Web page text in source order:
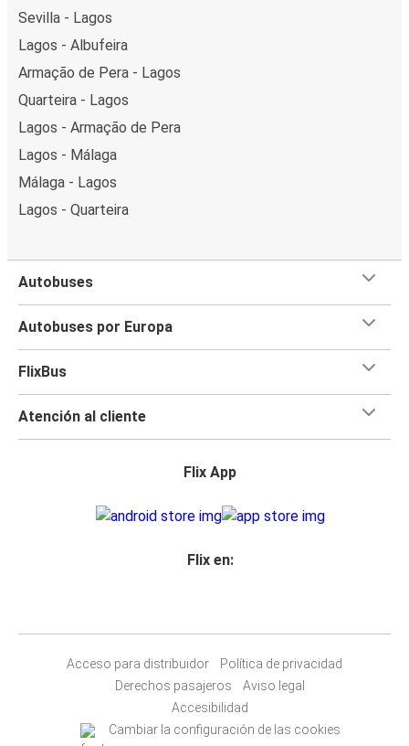
Sevilla - Lagos
Lagos - Albufeira
Armação de Pera - Lagos
Quarteira - Lagos
Lagos - Armação de Pera
Lagos - Málaga
Málaga - Lagos
Lagos - Quarteira
Autobuses
Autobuses por Europa
FlixBus
Atención al cliente
Flix App
Flix en:
Acceso para distribuidor
Política de privacidad
Derechos pasajeros
Aviso legal
Accesibilidad
Cambiar la configuración de las cookies